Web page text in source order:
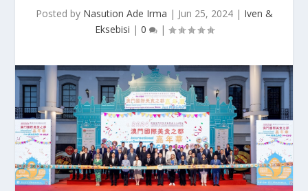
Posted by Nasution Ade Irma | Jun 25, 2024| Iven &
Eksebisi | 0 |